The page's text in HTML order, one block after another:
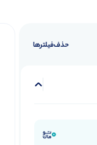
حذف‌فیلتر‌ها
0